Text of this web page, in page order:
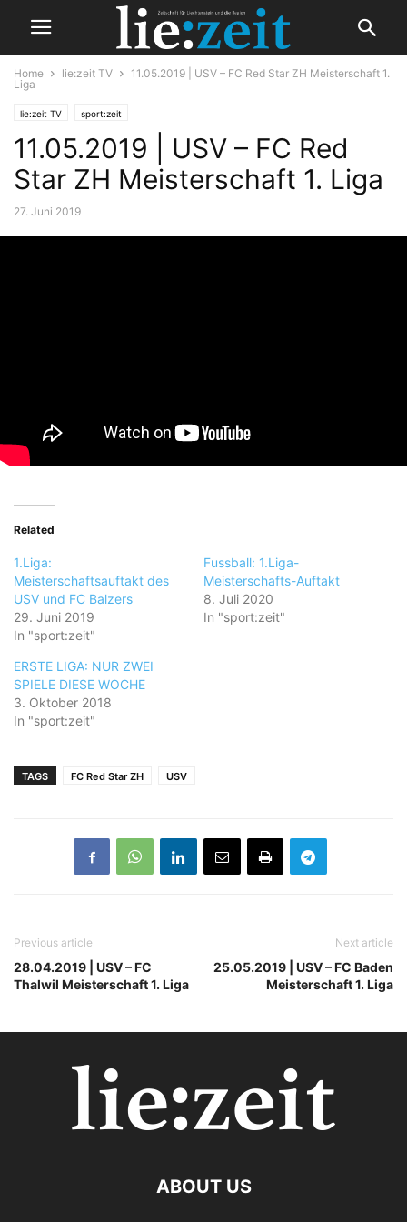
Home lie:zeit TV
11.05.2019 | USV – FC Red Star ZH Meisterschaft 1.
Liga
lie:zeit TV sport:zeit
11.05.2019 | USV – FC Red
Star ZH Meisterschaft 1. Liga
27. Juni 2019
Related
1.Liga:
Meisterschaftsauftakt des
USV und FC Balzers
29. Juni 2019
In "sport:zeit"
Fussball: 1.Liga-
Meisterschafts-Auftakt
8. Juli 2020
In "sport:zeit"
ERSTE LIGA: NUR ZWEI
SPIELE DIESE WOCHE
3. Oktober 2018
In "sport:zeit"
TAGS FC Red Star ZH USV
Previous article
28.04.2019 | USV – FC
Thalwil Meisterschaft 1. Liga
Next article
25.05.2019 | USV – FC Baden
Meisterschaft 1. Liga
ABOUT US